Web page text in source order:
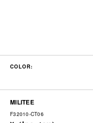
MILITEE
F32010-CT06
COLOR: